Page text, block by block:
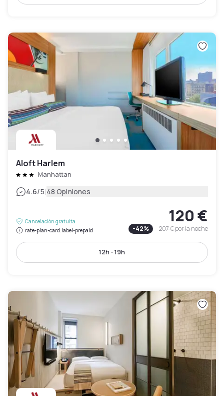
Aloft Harlem
Manhattan
4.6/5|48 Opiniones
Cancelación gratuita
rate-plan-card.label-prepaid
120 €
-42% 207 €por la noche
12h - 19h